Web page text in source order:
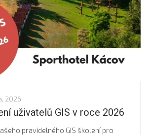
2026
uživatelů GIS v roce 2026
pravidelného GIS školení pro